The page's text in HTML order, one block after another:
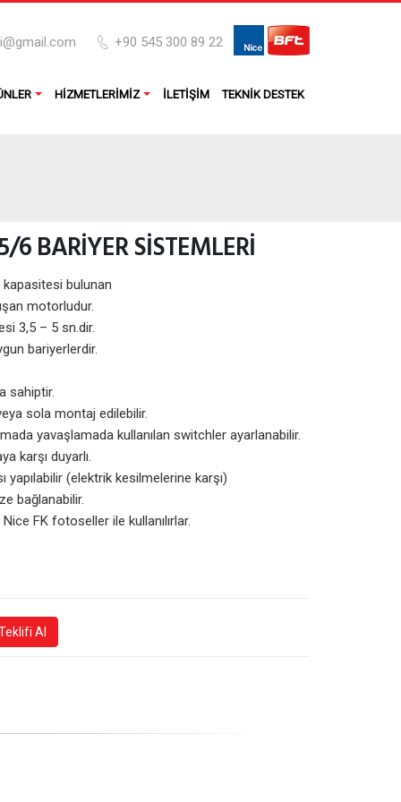
+90 545 300 89 22
HIZMETLERIMIZ İLETIŞIM TEKNIK DESTEK
BARİYER SİSTEMLERİ
bulunan
motorludur.
3,5 – 5 sn.dir.
bariyerlerdir.
sahiptir.
sola montaj edilebilir.
yavaşlamada kullanılan switchler ayarlanabilir.
karşı duyarlı.
yapılabilir (elektrik kesilmelerine karşı)
bağlanabilir.
FK fotoseller ile kullanılırlar.
Al